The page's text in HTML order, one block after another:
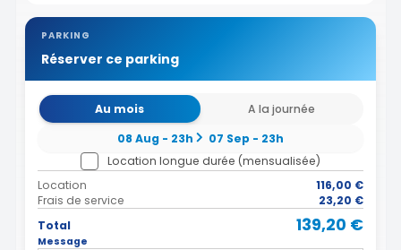
PARKING
Réserver ce parking
Au mois
A la journée
08 Aug - 23h
07 Sep - 23h
Location longue durée (mensualisée)
Location
116,00 €
Frais de service
23,20 €
Total
139,20 €
Message